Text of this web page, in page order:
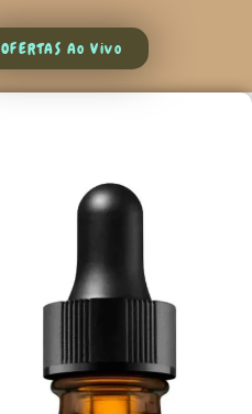
OFERTAS Ao Vivo